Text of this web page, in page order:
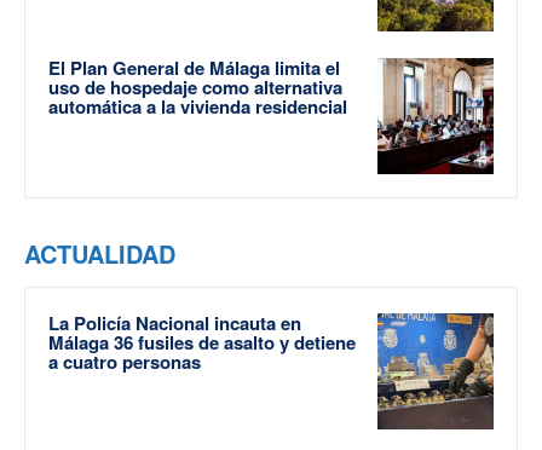
El Plan General de Málaga limita el
uso de hospedaje como alternativa
automática a la vivienda residencial
ACTUALIDAD
La Policía Nacional incauta en
Málaga 36 fusiles de asalto y detiene
a cuatro personas